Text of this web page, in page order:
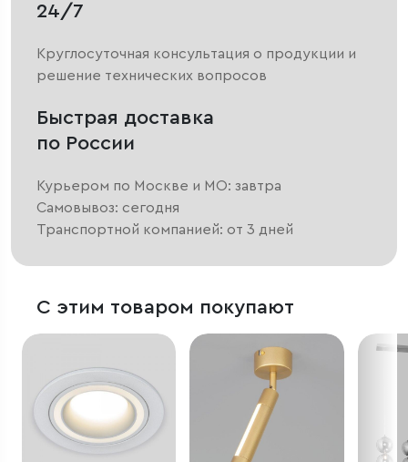
24/7
Круглосуточная консультация о продукции и
решение технических вопросов
Быстрая доставка
по России
Курьером по Москве и МО: завтра
Самовывоз: сегодня
Транспортной компанией: от 3 дней
С этим товаром покупают